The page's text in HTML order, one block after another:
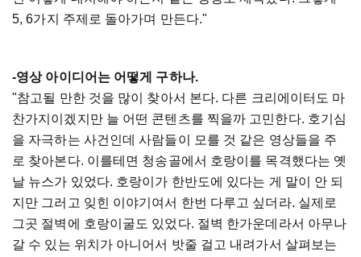
5, 6가지 주제로 돌아가며 만든다."
-영상 아이디어는 어떻게 구하나.
"참고될 만한 것을 많이 찾아서 본다. 다른 크리에이터도 마
찬가지이겠지만 늘 어떤 콘텐츠를 찍을까 고민한다. 호기심
을 자극하는 사건인데 사람들이 모를 것 같은 영상들을 주
로 찾아본다. 이를테면 청송골에서 호랑이를 목격했다는 옛
날 뉴스가 있었다. 호랑이가 한반도에 있다는 게 말이 안 되
지만 그러고 잊힌 이야기여서 한번 다루고 싶더라. 실제로
그곳 절벽에 호랑이굴도 있었다. 절벽 한가운데라서 아무나
갈 수 있는 위치가 아니어서 밧줄 걸고 내려가서 살펴보는